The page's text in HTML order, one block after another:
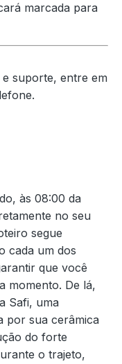
marcada para
suporte, entre em
às 08:00 da
no seu
segue
cada um dos
que você
momento. De lá,
Safi, uma
por sua cerâmica
do forte
o trajeto,